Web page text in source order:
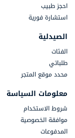
احجز طبيب
استشارة فورية
الصيدلية
الفئات
طلباتي
محدد موقع المتجر
معلومات السياسة
شروط الاستخدام
موافقة الخصوصية
المدفوعات